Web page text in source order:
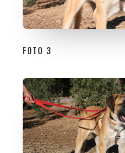
FOTO 3